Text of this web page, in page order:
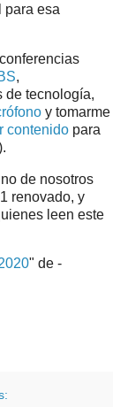
para esa
,
de tecnología,
y tomarme
contenido para
de nosotros
renovado, y
leen este
" de -